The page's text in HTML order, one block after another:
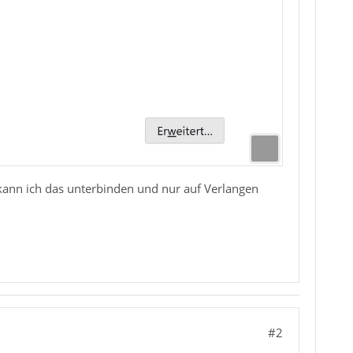
ich das unterbinden und nur auf Verlangen
#2